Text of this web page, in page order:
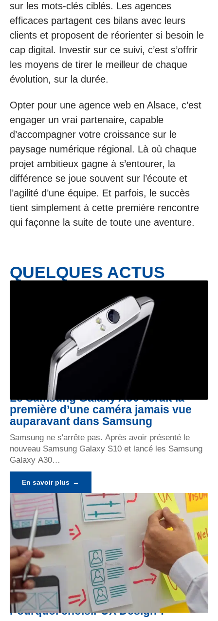
sur les mots-clés ciblés. Les agences
efficaces partagent ces bilans avec leurs
clients et proposent de réorienter si besoin le
cap digital. Investir sur ce suivi, c’est s’offrir
les moyens de tirer le meilleur de chaque
évolution, sur la durée.
Opter pour une agence web en Alsace, c’est
engager un vrai partenaire, capable
d’accompagner votre croissance sur le
paysage numérique régional. Là où chaque
projet ambitieux gagne à s’entourer, la
différence se joue souvent sur l’écoute et
l’agilité d’une équipe. Et parfois, le succès
tient simplement à cette première rencontre
qui façonne la suite de toute une aventure.
QUELQUES ACTUS
Le Samsung Galaxy A90 serait la
première d’une caméra jamais vue
auparavant dans Samsung
Samsung ne s'arrête pas. Après avoir présenté le
nouveau Samsung Galaxy S10 et lancé les Samsung
Galaxy A30…
En savoir plus
Pourquoi choisir UX Design ?